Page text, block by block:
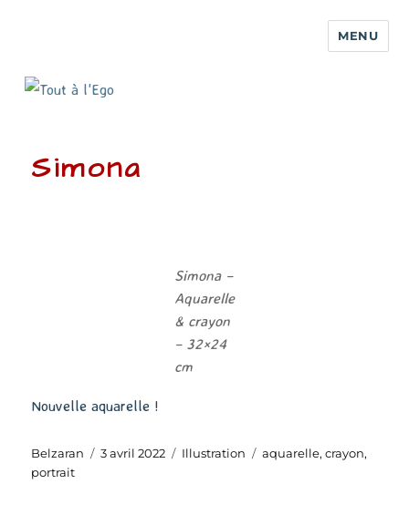
MENU
Simona
Simona –
Aquarelle
& crayon
– 32×24
cm
Nouvelle aquarelle !
Auteur
Belzaran
Publié
3 avril 2022 Catégories
Illustration Étiquettes
aquarelle,crayon,
portrait